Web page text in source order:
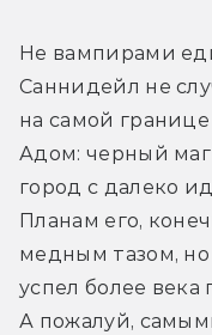
Не вампирами
Саннидейл не
на самой
Адом: черный
город с далеко
Планам его,
медным тазом,
успел более
А пожалуй,